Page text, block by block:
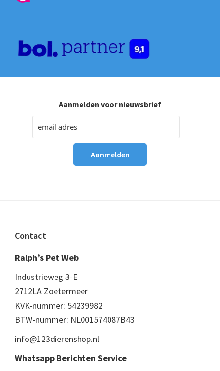
Aanmelden voor nieuwsbrief
Footer
Contact
Ralph’s Pet Web
Industrieweg 3-E
2712LA Zoetermeer
KVK-nummer: 54239982
BTW-nummer: NL001574087B43
info@123dierenshop.nl
Whatsapp Berichten Service